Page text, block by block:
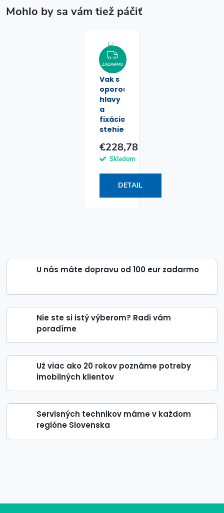
ZADARMO
ZADARMO
Vak s
oporou
hlavy
a
fixáciou
stehien
€228,78
Skladom
DETAIL
U nás máte dopravu od 100 eur zadarmo
Nie ste si istý výberom? Radi vám
poradíme
Už viac ako 20 rokov poznáme potreby
imobilných klientov
Servisných technikov máme v každom
regióne Slovenska